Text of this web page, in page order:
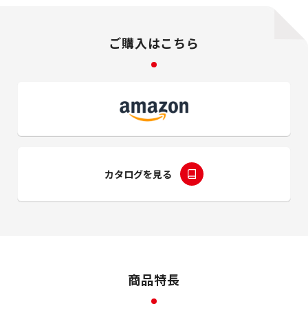
ご購入はこちら
カタログを見る
商品特長